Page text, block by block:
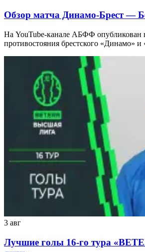
Обзор матча Динамо-Брест —
На YouTube-канале АБФФ опубликован
противостояния брестского «Динамо»
3 авг
Лучшие голы 16-го тура